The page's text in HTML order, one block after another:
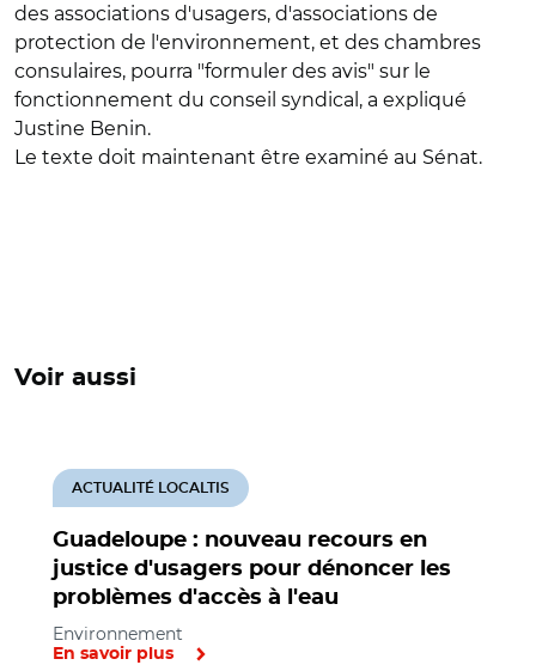
des associations d'usagers, d'associations de
protection de l'environnement, et des chambres
consulaires, pourra "formuler des avis" sur le
fonctionnement du conseil syndical, a expliqué
Justine Benin.
Le texte doit maintenant être examiné au Sénat.
Voir aussi
Guadeloupe : nouveau recours en
justice d'usagers pour dénoncer les
problèmes d'accès à l'eau
ACTUALITÉ LOCALTIS
Environnement
En savoir plus